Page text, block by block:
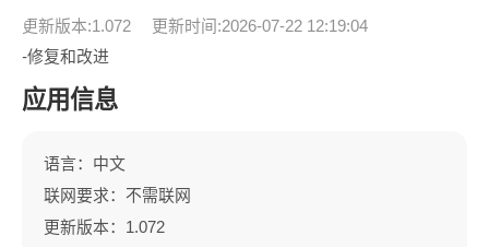
更新版本:1.072
更新时间:2026-07-22 12:19:04
-修复和改进
应用信息
语言：中文
联网要求：不需联网
更新版本：1.072